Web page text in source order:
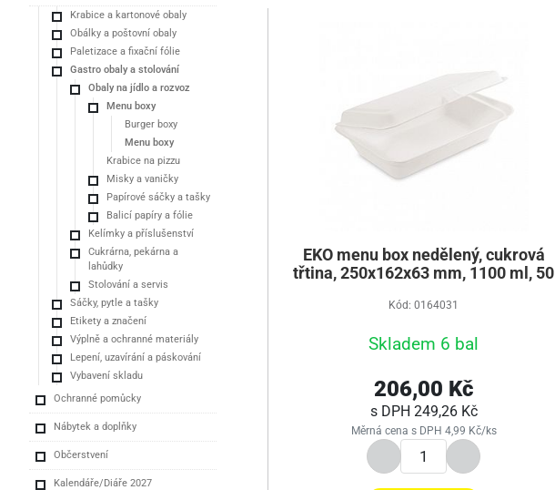
Krabice a kartonové obaly
Obálky a poštovní obaly
Paletizace a fixační fólie
Gastro obaly a stolování
Obaly na jídlo a rozvoz
Menu boxy
Burger boxy
Menu boxy
Krabice na pizzu
Misky a vaničky
Papírové sáčky a tašky
Balicí papíry a fólie
Kelímky a příslušenství
Cukrárna, pekárna a
lahůdky
Stolování a servis
Sáčky, pytle a tašky
Etikety a značení
Výplně a ochranné materiály
Lepení, uzavírání a páskování
Vybavení skladu
Ochranné pomůcky
Nábytek a doplňky
Občerstvení
Kalendáře/Diáře 2027
EKO menu box nedělený, cukrová
třtina, 250x162x63 mm, 1100 ml, 50
Kód: 0164031
Skladem 6 bal
206,00 Kč
s DPH 249,26 Kč
Měrná cena s DPH 4,99 Kč/ks